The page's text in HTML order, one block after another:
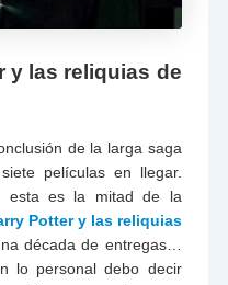
y las reliquias de
de la larga saga
películas en llegar.
esta es la mitad de la
Potter y las reliquias
década de entregas…
lo personal debo decir